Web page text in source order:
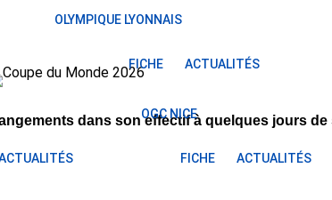
OLYMPIQUE LYONNAIS
FICHE ACTUALITÉS
OGC NICE
FICHE ACTUALITÉS
dans son effectif à quelques jours de